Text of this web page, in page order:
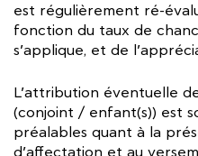
est régulièrement ré-
fonction du taux de
s’applique, et de
L’attribution éventuelle
(conjoint / enfant(s)) est
préalables quant à la
d’affectation et au